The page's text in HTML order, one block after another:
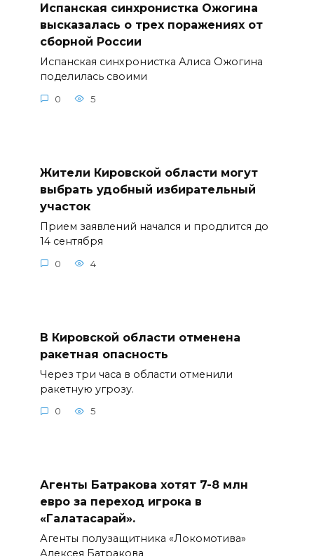
Испанская синхронистка Ожогина
высказалась о трех поражениях от
сборной России
Испанская синхронистка Алиса Ожогина
поделилась своими
0 5
Жители Кировской области могут
выбрать удобный избирательный
участок
Прием заявлений начался и продлится до
14 сентября
0 4
В Кировской области отменена
ракетная опасность
Через три часа в области отменили
ракетную угрозу.
0 5
Агенты Батракова хотят 7-8 млн
евро за переход игрока в
«Галатасарай».
Агенты полузащитника «Локомотива»